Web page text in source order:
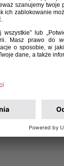
i
się na co
zawodników są
dalszej pracy.
osiągnąć
jest i będzie
Izabela